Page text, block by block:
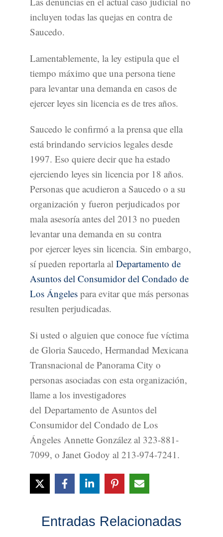
incluyen todas las quejas en contra de
Saucedo.
Lamentablemente, la ley estipula que el
tiempo máximo que una persona tiene
para levantar una demanda en casos de
ejercer leyes sin licencia es de tres años.
Saucedo le confirmó a la prensa que ella
está brindando servicios legales desde
1997. Eso quiere decir que ha estado
ejerciendo leyes sin licencia por 18 años.
Personas que acudieron a Saucedo o a su
organización y fueron perjudicados por
mala asesoría antes del 2013 no pueden
levantar una demanda en su contra
por ejercer leyes sin licencia. Sin embargo,
sí pueden reportarla al Departamento de
Asuntos del Consumidor del Condado de
Los Ángeles para evitar que más personas
resulten perjudicadas.
Si usted o alguien que conoce fue víctima
de Gloria Saucedo, Hermandad Mexicana
Transnacional de Panorama City o
personas asociadas con esta organización,
llame a los investigadores
del Departamento de Asuntos del
Consumidor del Condado de Los
Ángeles Annette González al 323-881-
7099, o Janet Godoy al 213-974-7241.
Entradas Relacionadas